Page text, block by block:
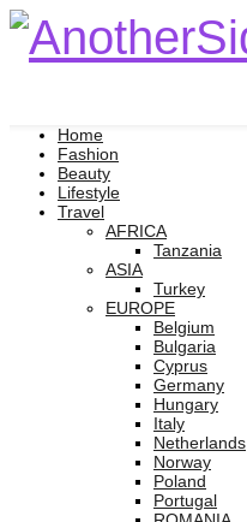
Home
Fashion
Beauty
Lifestyle
Travel
AFRICA
Tanzania
ASIA
Turkey
EUROPE
Belgium
Bulgaria
Cyprus
Germany
Hungary
Italy
Netherlands
Norway
Poland
Portugal